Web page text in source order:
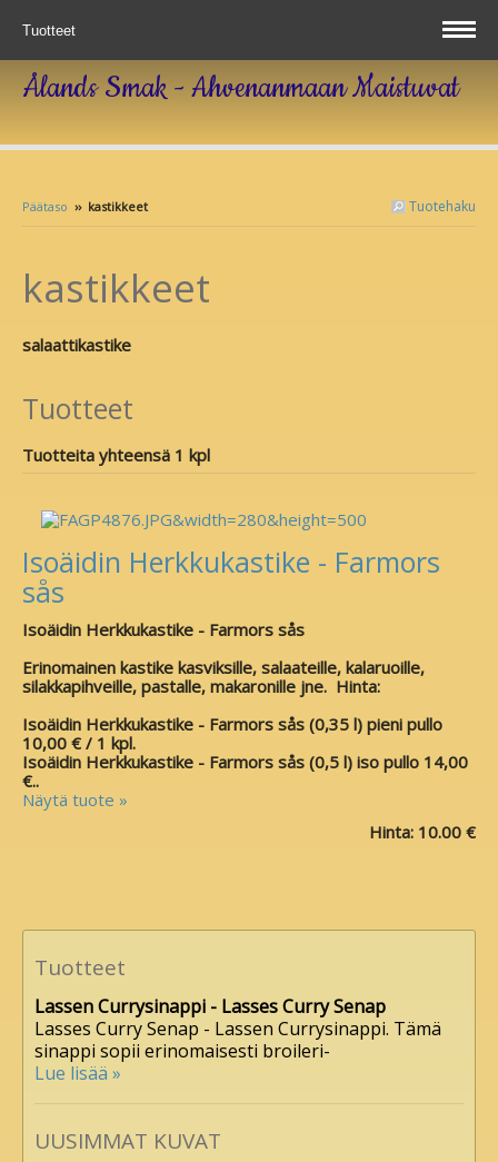
Tuotteet
Ålands Smak - Ahvenanmaan Maistuvat
Tuotehaku
Päätaso ›› kastikkeet
kastikkeet
salaattikastike
Tuotteet
Tuotteita yhteensä 1 kpl
Isoäidin Herkkukastike - Farmors
sås
Isoäidin Herkkukastike - Farmors sås
Erinomainen kastike kasviksille, salaateille, kalaruoille,
silakkapihveille, pastalle, makaronille jne. Hinta:
Isoäidin Herkkukastike - Farmors sås (0,35 l) pieni pullo
10,00 € / 1 kpl.
Isoäidin Herkkukastike - Farmors sås (0,5 l) iso pullo 14,00
€..
Näytä tuote »
Hinta: 10.00 €
Tuotteet
Lassen Currysinappi - Lasses Curry Senap
Lasses Curry Senap - Lassen Currysinappi. Tämä
sinappi sopii erinomaisesti broileri-
Lue lisää »
UUSIMMAT KUVAT